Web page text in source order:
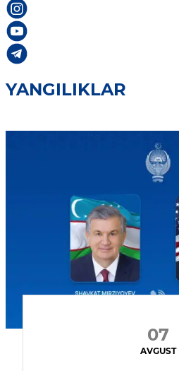
YANGILIKLAR
07
AVGUST